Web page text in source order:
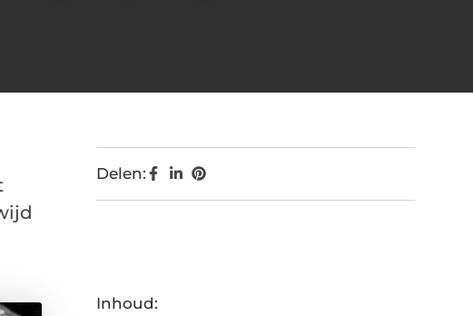
Delen:
Inhoud: